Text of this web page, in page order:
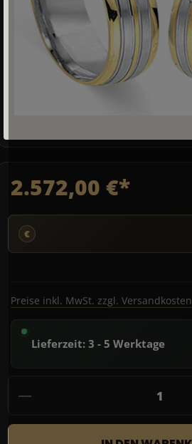
2.572,00 €*
Preise inkl. MwSt. zzgl. Versandkosten
Lieferzeit: 3 - 5 Werktage
Produkt Anzahl: Gib